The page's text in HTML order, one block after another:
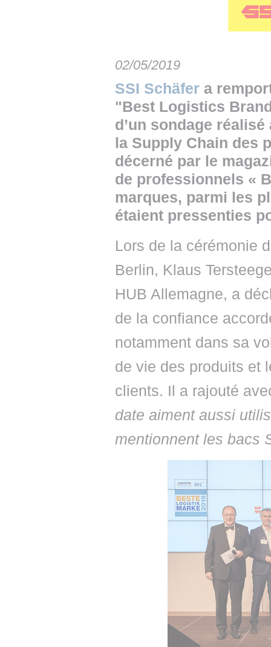
👉 PLANNING EDITORIAL
•
•
👉
02/05/2019
SSI Schäfer a
"Best Logistics
d’un sondage
la Supply Chain des
décerné par le
de professionnels «
marques, parmi les
étaient pressenties
Lors de la cérémonie
Berlin, Klaus
HUB Allemagne, a
de la confiance
notamment dans sa
de vie des produits et
clients. Il a rajouté
date aiment aussi
mentionnent les bacs